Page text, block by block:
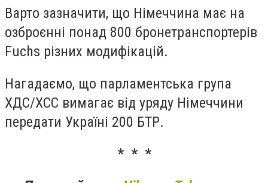
Варто зазначити, що Німеччина має на
озброєнні понад 800 бронетранспортерів
Fuchs різних модифікацій.
Нагадаємо, що парламентська група
ХДС/ХСС вимагає від уряду Німеччини
передати Україні 200 БТР.
* * *